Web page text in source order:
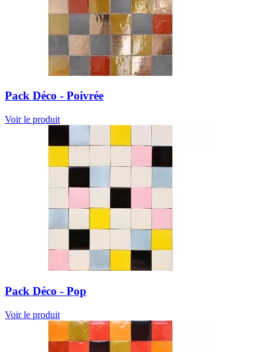
Pack Déco - Poivrée
Voir le produit
Pack Déco - Pop
Voir le produit